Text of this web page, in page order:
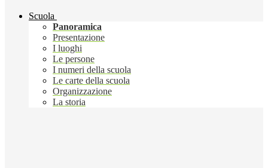
Scuola
Panoramica
Presentazione
I luoghi
Le persone
I numeri della scuola
Le carte della scuola
Organizzazione
La storia